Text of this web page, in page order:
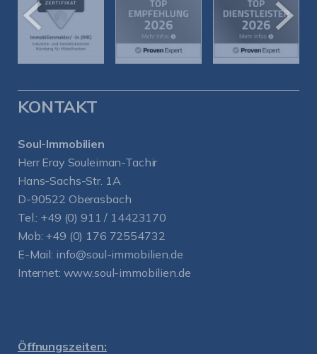
KONTAKT
Soul-Immobilien
Herr Eray Souleiman-Tachir
Hans-Sachs-Str. 1A
D-90522 Oberasbach
Tel.: +49 (0) 911 / 14423170
Mob: +49 (0) 176 72554732
E-Mail: info@soul-immobilien.de
Internet: www.soul-immobilien.de
Öffnungszeiten: